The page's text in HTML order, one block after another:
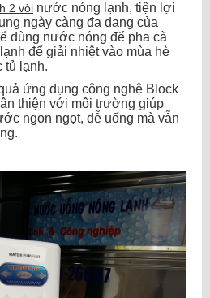
2 vòi nước nóng lạnh, tiện lợi
ngày càng đa dạng của
dùng nước nóng để pha cà
để giải nhiệt vào mùa hè
tủ lạnh.
ứng dụng công nghệ Block
thiện với môi trường giúp
ngon ngọt, dễ uống mà vẫn